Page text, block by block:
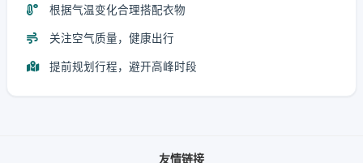
根据气温变化合理搭配衣物
关注空气质量，健康出行
提前规划行程，避开高峰时段
友情链接